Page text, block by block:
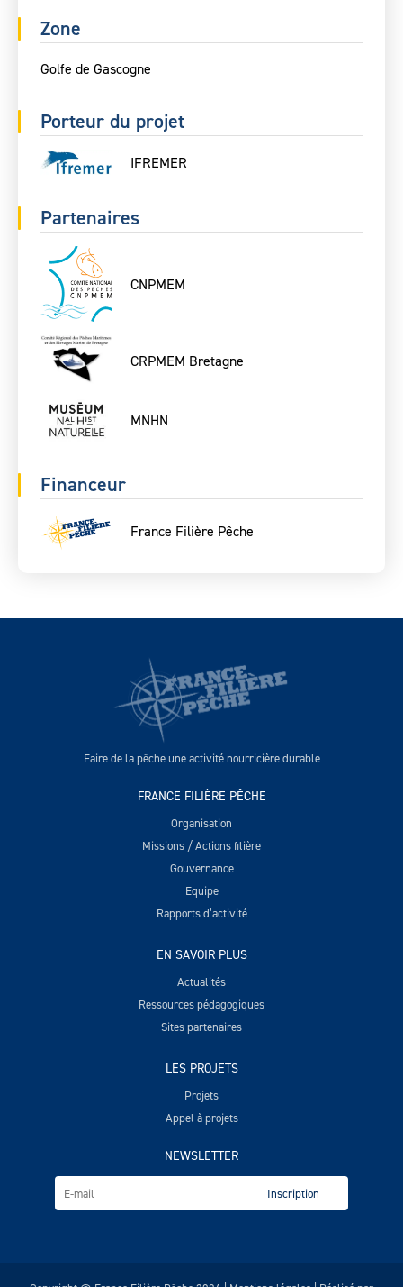
Zone
Golfe de Gascogne
Porteur du projet
IFREMER
Partenaires
CNPMEM
CRPMEM Bretagne
MNHN
Financeur
France Filière Pêche
Faire de la pêche une activité nourricière durable
FRANCE FILIÈRE PÊCHE
Organisation
Missions / Actions filière
Gouvernance
Equipe
Rapports d’activité
EN SAVOIR PLUS
Actualités
Ressources pédagogiques
Sites partenaires
LES PROJETS
Projets
Appel à projets
NEWSLETTER